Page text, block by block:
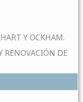
Y OCKHAM.
DE